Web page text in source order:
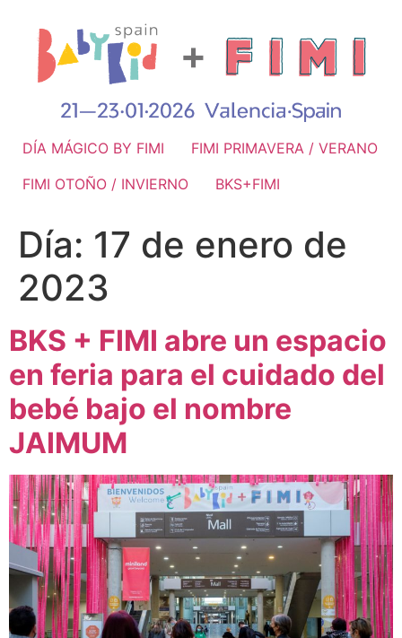
DÍA MÁGICO BY FIMI
FIMI PRIMAVERA / VERANO
FIMI OTOÑO / INVIERNO
BKS+FIMI
Día: 17 de enero de
2023
BKS + FIMI abre un espacio
en feria para el cuidado del
bebé bajo el nombre
JAIMUM